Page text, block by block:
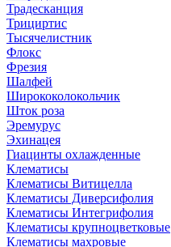
Традесканция
Трициртис
Тысячелистник
Флокс
Фрезия
Шалфей
Ширококолокольчик
Шток роза
Эремурус
Эхинацея
Гиацинты охлажденные
Клематисы
Клематисы Витицелла
Клематисы Диверсифолия
Клематисы Интегрифолия
Клематисы крупноцветковые
Клематисы махровые